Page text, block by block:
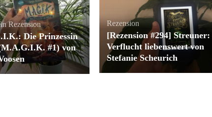
Rezension
Die Prinzessin
#1) von
Rezension
[Rezension #294] Streuner:
Verflucht liebenswert von
Stefanie Scheurich